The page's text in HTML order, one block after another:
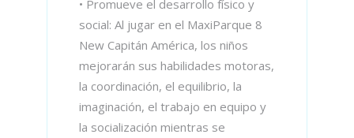
• Promueve el desarrollo físico y
social: Al jugar en el MaxiParque 8
New Capitán América, los niños
mejorarán sus habilidades motoras,
la coordinación, el equilibrio, la
imaginación, el trabajo en equipo y
la socialización mientras se